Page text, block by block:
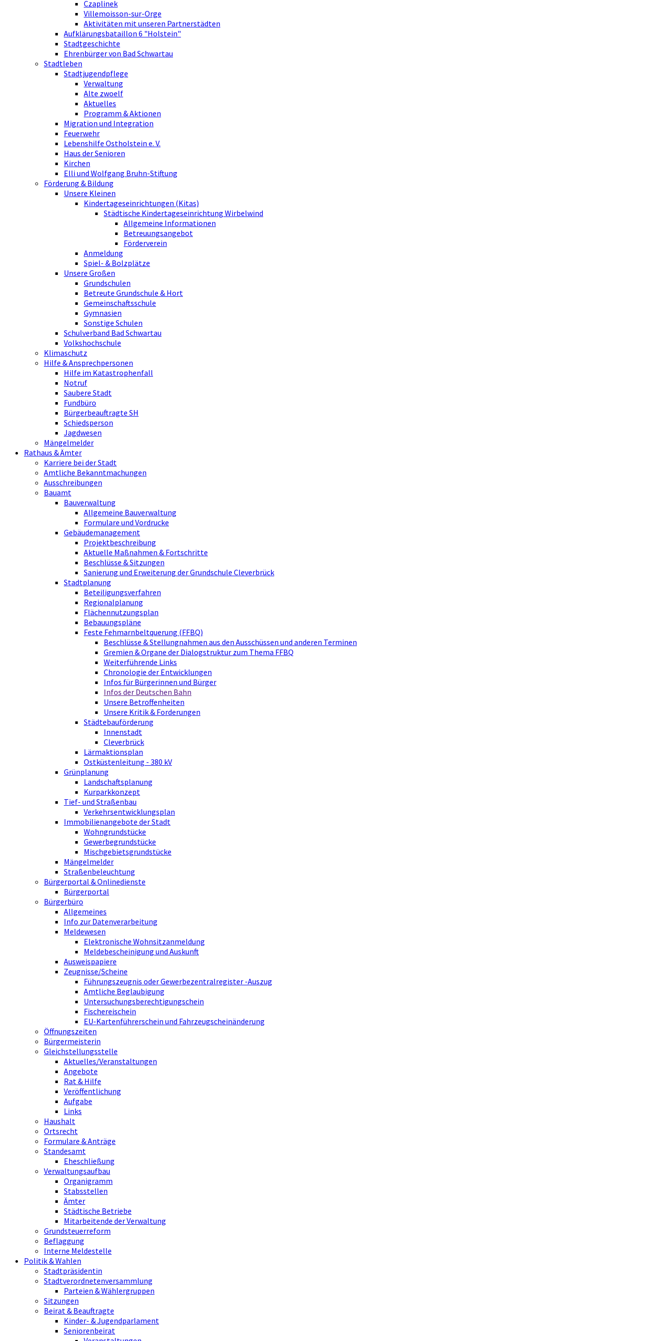
Czaplinek
Villemoisson-sur-Orge
Aktivitäten mit unseren Partnerstädten
Aufklärungsbataillon 6 "Holstein"
Stadtgeschichte
Ehrenbürger von Bad Schwartau
Stadtleben
Stadtjugendpflege
Verwaltung
Alte zwoelf
Aktuelles
Programm & Aktionen
Migration und Integration
Feuerwehr
Lebenshilfe Ostholstein e. V.
Haus der Senioren
Kirchen
Elli und Wolfgang Bruhn-Stiftung
Förderung & Bildung
Unsere Kleinen
Kindertageseinrichtungen (Kitas)
Städtische Kindertageseinrichtung Wirbelwind
Allgemeine Informationen
Betreuungsangebot
Förderverein
Anmeldung
Spiel- & Bolzplätze
Unsere Großen
Grundschulen
Betreute Grundschule & Hort
Gemeinschaftsschule
Gymnasien
Sonstige Schulen
Schulverband Bad Schwartau
Volkshochschule
Klimaschutz
Hilfe & Ansprechpersonen
Hilfe im Katastrophenfall
Notruf
Saubere Stadt
Fundbüro
Bürgerbeauftragte SH
Schiedsperson
Jagdwesen
Mängelmelder
Rathaus & Ämter
Karriere bei der Stadt
Amtliche Bekanntmachungen
Ausschreibungen
Bauamt
Bauverwaltung
Allgemeine Bauverwaltung
Formulare und Vordrucke
Gebäudemanagement
Projektbeschreibung
Aktuelle Maßnahmen & Fortschritte
Beschlüsse & Sitzungen
Sanierung und Erweiterung der Grundschule Cleverbrück
Stadtplanung
Beteiligungsverfahren
Regionalplanung
Flächennutzungsplan
Bebauungspläne
Feste Fehmarnbeltquerung (FFBQ)
Beschlüsse & Stellungnahmen aus den Ausschüssen und anderen Terminen
Gremien & Organe der Dialogstruktur zum Thema FFBQ
Weiterführende Links
Chronologie der Entwicklungen
Infos für Bürgerinnen und Bürger
Infos der Deutschen Bahn
Unsere Betroffenheiten
Unsere Kritik & Forderungen
Städtebauförderung
Innenstadt
Cleverbrück
Lärmaktionsplan
Ostküstenleitung - 380 kV
Grünplanung
Landschaftsplanung
Kurparkkonzept
Tief- und Straßenbau
Verkehrsentwicklungsplan
Immobilienangebote der Stadt
Wohngrundstücke
Gewerbegrundstücke
Mischgebietsgrundstücke
Mängelmelder
Straßenbeleuchtung
Bürgerportal & Onlinedienste
Bürgerportal
Bürgerbüro
Allgemeines
Info zur Datenverarbeitung
Meldewesen
Elektronische Wohnsitzanmeldung
Meldebescheinigung und Auskunft
Ausweispapiere
Zeugnisse/Scheine
Führungszeugnis oder Gewerbezentralregister -Auszug
Amtliche Beglaubigung
Untersuchungsberechtigungschein
Fischereischein
EU-Kartenführerschein und Fahrzeugscheinänderung
Öffnungszeiten
Bürgermeisterin
Gleichstellungsstelle
Aktuelles/Veranstaltungen
Angebote
Rat & Hilfe
Veröffentlichung
Aufgabe
Links
Haushalt
Ortsrecht
Formulare & Anträge
Standesamt
Eheschließung
Verwaltungsaufbau
Organigramm
Stabsstellen
Ämter
Städtische Betriebe
Mitarbeitende der Verwaltung
Grundsteuerreform
Beflaggung
Interne Meldestelle
Politik & Wahlen
Stadtpräsidentin
Stadtverordnetenversammlung
Parteien & Wählergruppen
Sitzungen
Beirat & Beauftragte
Kinder- & Jugendparlament
Seniorenbeirat